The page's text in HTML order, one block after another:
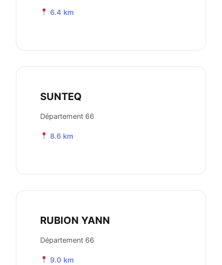
6.4 km
SUNTEQ
Département 66
8.6 km
RUBION YANN
Département 66
9.0 km